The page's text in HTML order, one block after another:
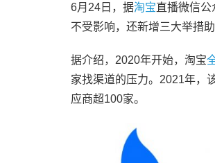
6月24日，据淘宝直播微信公
不受影响，还新增三大举措
据介绍，2020年开始，淘宝
家找渠道的压力。2021年，
应商超100家。